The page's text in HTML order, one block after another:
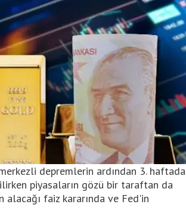
depremlerin ardından 3. haftada
piyasaların gözü bir taraftan da
alacağı faiz kararında ve Fed'in